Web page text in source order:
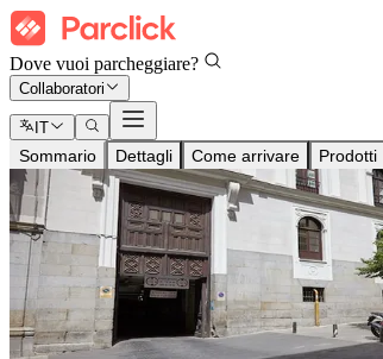
Dove vuoi parcheggiare?
Collaboratori
IT
Sommario Dettagli Come arrivare Prodotti